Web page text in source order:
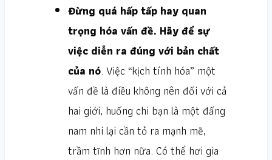
Đừng quá hấp tấp hay quan
trọng hóa vấn đề. Hãy để sự
việc diễn ra đúng với bản chất
của nó. Việc “kịch tính hóa” một
vấn đề là điều không nên đối với cả
hai giới, huống chi bạn là một đấng
nam nhi lại cần tỏ ra mạnh mẽ,
trầm tĩnh hơn nữa. Có thể hơi gia